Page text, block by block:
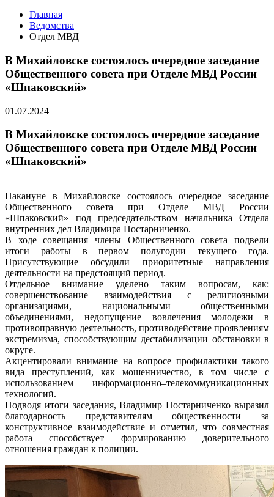
Главная
Ведомства
Отдел МВД
В Михайловске состоялось очередное заседание
Общественного совета при Отделе МВД России
«Шпаковский»
01.07.2024
В Михайловске состоялось очередное заседание
Общественного совета при Отделе МВД России
«Шпаковский»
Накануне в Михайловске состоялось очередное заседание
Общественного совета при Отделе МВД России
«Шпаковский» под председательством начальника Отдела
внутренних дел Владимира Постарниченко.
В ходе совещания члены Общественного совета подвели
итоги работы в первом полугодии текущего года.
Присутствующие обсудили приоритетные направления
деятельности на предстоящий период.
Отдельное внимание уделено таким вопросам, как:
совершенствование взаимодействия с религиозными
организациями, национальными общественными
объединениями, недопущение вовлечения молодежи в
противоправную деятельность, противодействие проявлениям
экстремизма, способствующим дестабилизации обстановки в
округе.
Акцентировали внимание на вопросе профилактики такого
вида преступлений, как мошенничество, в том числе с
использованием информационно–телекоммуникационных
технологий.
Подводя итоги заседания, Владимир Постарниченко выразил
благодарность представителям общественности за
конструктивное взаимодействие и отметил, что совместная
работа способствует формированию доверительного
отношения граждан к полиции.